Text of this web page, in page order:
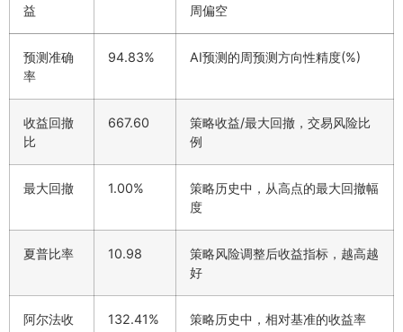
益
周偏空
预测准确
率
94.83% AI预测的周预测方向性精度(%)
收益回撤
比
667.60
策略收益/最大回撤，交易风险比
例
最大回撤 1.00%
策略历史中，从高点的最大回撤幅
度
夏普比率 10.98
策略风险调整后收益指标，越高越
好
阿尔法收
132.41% 策略历史中，相对基准的收益率